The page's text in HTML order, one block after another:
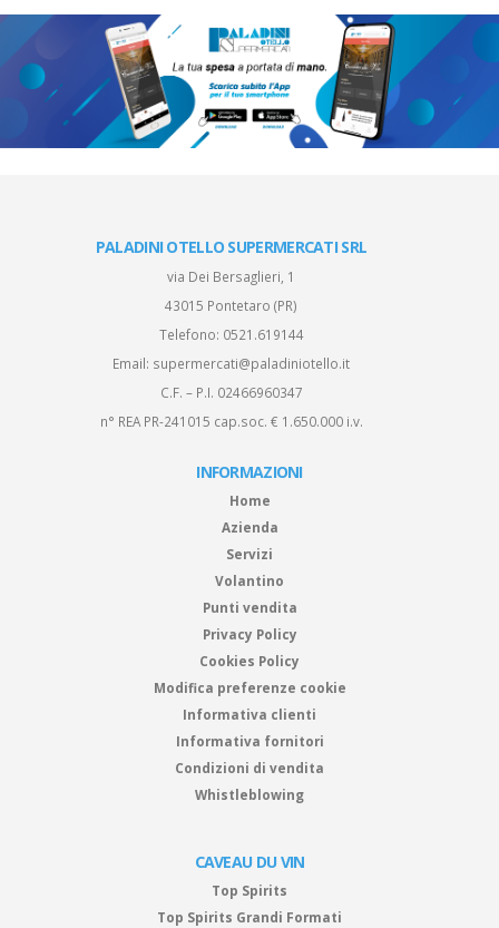
PALADINI OTELLO SUPERMERCATI SRL
via Dei Bersaglieri, 1
43015 Pontetaro (PR)
Telefono: 0521.619144
Email: supermercati@paladiniotello.it
C.F. – P.I. 02466960347
n° REA PR-241015 cap.soc. € 1.650.000 i.v.
INFORMAZIONI
Home
Azienda
Servizi
Volantino
Punti vendita
Privacy Policy
Cookies Policy
Modifica preferenze cookie
Informativa clienti
Informativa fornitori
Condizioni di vendita
Whistleblowing
CAVEAU DU VIN
Top Spirits
Top Spirits Grandi Formati